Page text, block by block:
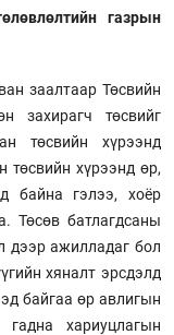
газрын
заалтаар Төсвийн
захирагч төсвийг
төсвийн хүрээнд
төсвийн хүрээнд өр,
байна гэлээ, хоёр
Төсөв батлагдсаны
дээр ажилладаг бол
хяналт эрсдэлд
байгаа өр авлигын
хариуцлагын